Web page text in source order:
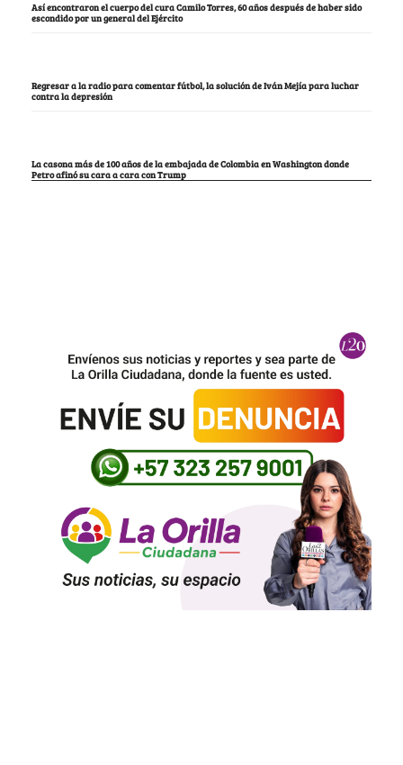
Así encontraron el cuerpo del cura Camilo Torres, 60 años después de haber sido
escondido por un general del Ejército
Regresar a la radio para comentar fútbol, la solución de Iván Mejía para luchar
contra la depresión
La casona más de 100 años de la embajada de Colombia en Washington donde
Petro afinó su cara a cara con Trump